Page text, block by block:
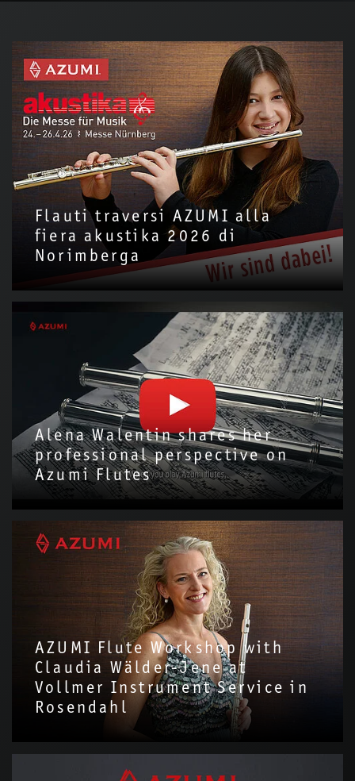
Flauti traversi AZUMI alla
fiera akustika 2026 di
Norimberga
Alena Walentin shares her
professional perspective on
Azumi Flutes
We are delighted to have invited Alena Walentin to introduce
the Azumi Flute with us!Through this video, we hope to share
more about the story and…
AZUMI Flute Workshop with
Claudia Wälder-Jene at
Vollmer Instrument Service in
Rosendahl